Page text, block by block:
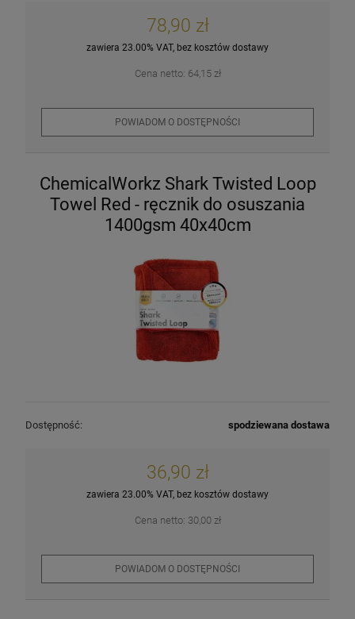
307,19 zł
szt.
DO KOSZYKA
opon i nadkoli
szt.
360G/m2 Mikrofibra czarna
szt.
78,90 zł
zawiera 23.00% VAT, bez kosztów dostawy
Cena netto: 64,15 zł
POWIADOM O DOSTĘPNOŚCI
ChemicalWorkz Shark Twisted Loop
Towel Red - ręcznik do osuszania
1400gsm 40x40cm
Dostępność: spodziewana dostawa
36,90 zł
zawiera 23.00% VAT, bez kosztów dostawy
Cena netto: 30,00 zł
POWIADOM O DOSTĘPNOŚCI